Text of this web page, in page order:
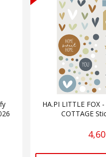
HA.PI LITTLE FOX
COTTAGE